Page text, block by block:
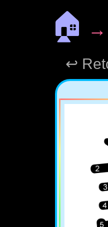
🏠 →
↩